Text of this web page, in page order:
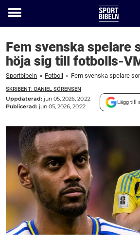
Toggle
Fem svenska spelare
höja sig till fotbolls-
Sportbibeln » Fotboll »
SKRIBENT: DANIEL SÖRENSEN
Uppdaterad: jun 05, 2026, 20:22
Publicerad: jun 05, 2026, 20:22
Lägg till